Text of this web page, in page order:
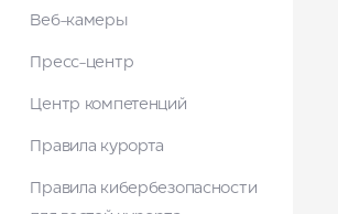
Веб-камеры
Пресс-центр
Центр компетенций
Правила курорта
Правила кибербезопасности